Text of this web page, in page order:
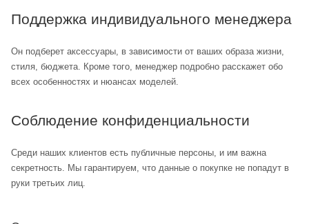
Поддержка индивидуального менеджера
Он подберет аксессуары, в зависимости от ваших образа жизни,
стиля, бюджета. Кроме того, менеджер подробно расскажет обо
всех особенностях и нюансах моделей.
Соблюдение конфиденциальности
Среди наших клиентов есть публичные персоны, и им важна
секретность. Мы гарантируем, что данные о покупке не попадут в
руки третьих лиц.